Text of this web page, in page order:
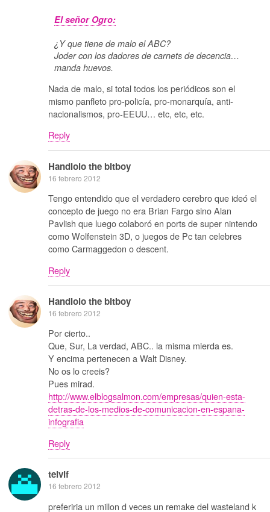
El señor Ogro:
¿Y que tiene de malo el ABC?
Joder con los dadores de carnets de decencia…
manda huevos.
Nada de malo, si total todos los periódicos son el
mismo panfleto pro-policía, pro-monarquía, anti-
nacionalismos, pro-EEUU… etc, etc, etc.
Reply
Handlolo the bitboy
16 febrero 2012
Tengo entendido que el verdadero cerebro que ideó el
concepto de juego no era Brian Fargo sino Alan
Pavlish que luego colaboró en ports de super nintendo
como Wolfenstein 3D, o juegos de Pc tan celebres
como Carmaggedon o descent.
Reply
Handlolo the bitboy
16 febrero 2012
Por cierto..
Que, Sur, La verdad, ABC.. la misma mierda es.
Y encima pertenecen a Walt Disney.
No os lo creeis?
Pues mirad.
http://www.elblogsalmon.com/empresas/quien-esta-
detras-de-los-medios-de-comunicacion-en-espana-
infografia
Reply
telvif
16 febrero 2012
preferiria un millon d veces un remake del wasteland k